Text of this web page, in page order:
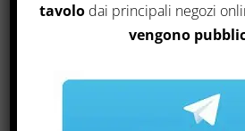
Visualizzazione del risultato
tavolo dai principali negozi
vengono